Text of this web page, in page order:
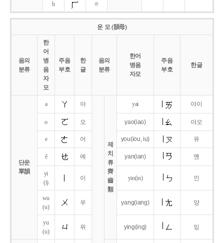
h ㅎ
운 모 (韻母)
음의
분류
한
어
병
음
자
모
주음
부호
한
글
음의
분류
한어
병음
자모
주음
부호
한글
단운
單韻
a 아
제
치
류
齊
齒
類
yai 야이
o 오 yao(iao) 야오
e 어 you(iou,iu) 유
ê 에 yan(ian) 옌
yi
(i)
이 yin(in) 인
wu
(u)
우 yang(iang) 양
yu
(u)
위 ying(ing) 잉